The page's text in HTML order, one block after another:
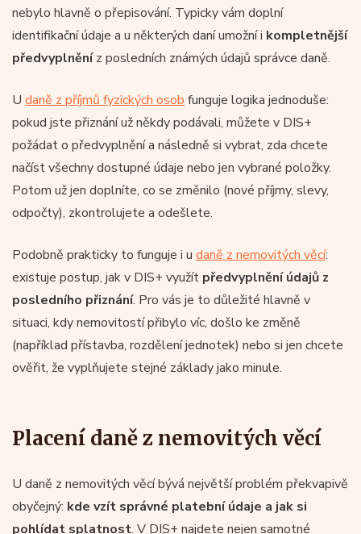
nebylo hlavně o přepisování. Typicky vám doplní
identifikační údaje a u některých daní umožní i kompletnější
předvyplněníz posledních známých údajů správce daně.
U daně z příjmů fyzických osob funguje logika jednoduše:
pokud jste přiznání už někdy podávali, můžete v DIS+
požádat o předvyplnění a následně si vybrat, zda chcete
načíst všechny dostupné údaje nebo jen vybrané položky.
Potom už jen doplníte, co se změnilo (nové příjmy, slevy,
odpočty), zkontrolujete a odešlete.
Podobně prakticky to funguje i u daně z nemovitých věcí:
existuje postup, jak v DIS+ využít předvyplnění údajů z
posledního přiznání. Pro vás je to důležité hlavně v
situaci, kdy nemovitostí přibylo víc, došlo ke změně
(například přístavba, rozdělení jednotek) nebo si jen chcete
ověřit, že vyplňujete stejné základy jako minule.
Placení daně z nemovitých věcí
U daně z nemovitých věcí bývá největší problém překvapivě
obyčejný: kde vzít správné platební údaje a jak si
pohlídat splatnost. V DIS+ najdete nejen samotné